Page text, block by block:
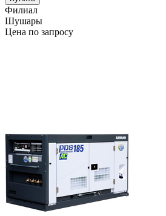
Филиал
Шушары
Цена по запросу